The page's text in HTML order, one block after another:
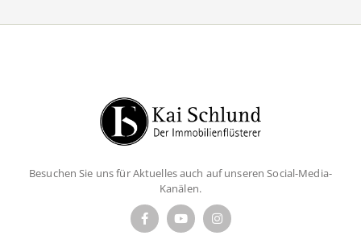
Besuchen Sie uns für Aktuelles auch auf unseren Social-Media-
Kanälen.